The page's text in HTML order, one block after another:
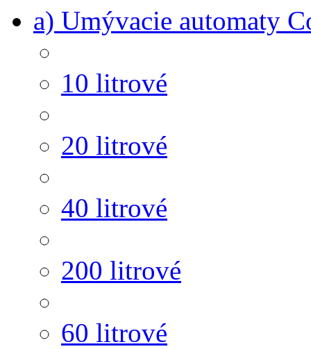
a) Umývacie automaty
10 litrové
20 litrové
40 litrové
200 litrové
60 litrové